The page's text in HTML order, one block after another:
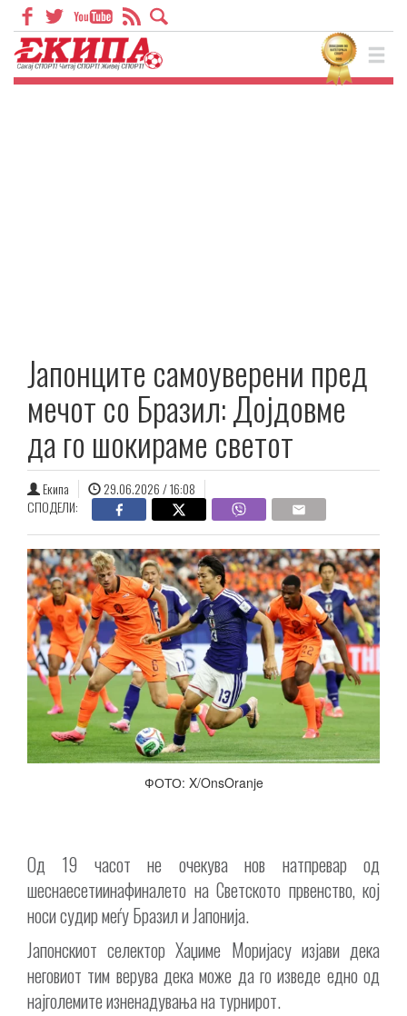
Јапонците самоуверени пред
мечот со Бразил: Дојдовме
да го шокираме светот
Екипа
29.06.2026 / 16:08
СПОДЕЛИ:
ФОТО: X/OnsOranje
Од 19 часот не очекува нов натпревар од
шеснаесетиинафиналето на Светското првенство, кој
носи судир меѓу Бразил и Јапонија.
Јапонскиот селектор Хаџиме Моријасу изјави дека
неговиот тим верува дека може да го изведе едно од
најголемите изненадувања на турнирот.